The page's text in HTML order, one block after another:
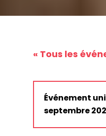
« Tous les
Événement
septembre